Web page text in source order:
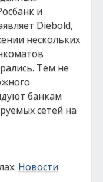
и
Diebold,
нескольких
Тем не
банкам
сетей на
Новости